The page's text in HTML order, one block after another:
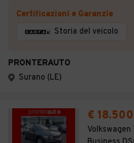
Certificazioni e Garanzie
Storia del veicolo
PRONTERAUTO
Surano (LE)
€ 18.500
Volkswagen